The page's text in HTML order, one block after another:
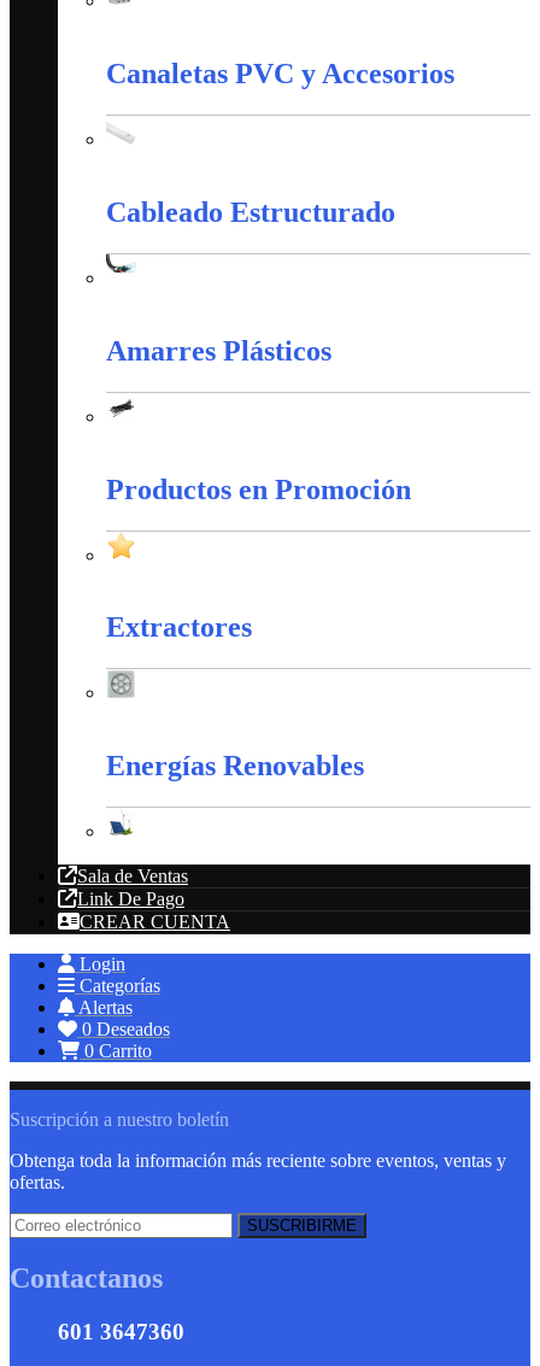
Canaletas PVC y Accesorios
Cableado Estructurado
Amarres Plásticos
Productos en Promoción
Extractores
Energías Renovables
Sala de Ventas
Link De Pago
CREAR CUENTA
Login
Categorías
Alertas
0 Deseados
0 Carrito
Suscripción a nuestro boletín
Obtenga toda la información más reciente sobre eventos, ventas y
ofertas.
Contactanos
601 3647360